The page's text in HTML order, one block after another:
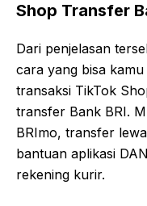
Shop Transfer
Dari penjelasan
cara yang bisa
transaksi TikTok
transfer Bank BRI.
BRImo, transfer
bantuan aplikasi
rekening kurir.